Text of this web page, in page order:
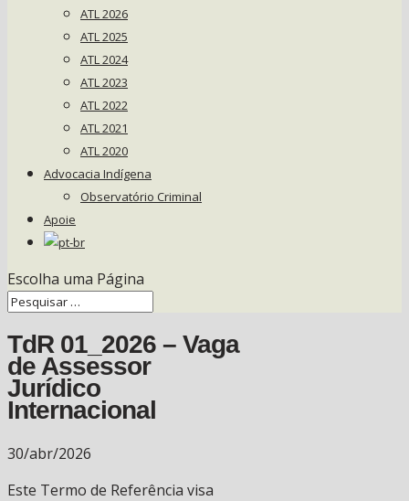
ATL 2026
ATL 2025
ATL 2024
ATL 2023
ATL 2022
ATL 2021
ATL 2020
Advocacia Indígena
Observatório Criminal
Apoie
Escolha uma Página
TdR 01_2026 – Vaga
de Assessor
Jurídico
Internacional
30/abr/2026
Este Termo de Referência visa